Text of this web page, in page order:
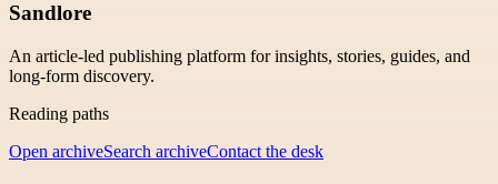
Sandlore
An article-led publishing platform for insights, stories, guides, and
long-form discovery.
Reading paths
Open archiveSearch archiveContact the desk